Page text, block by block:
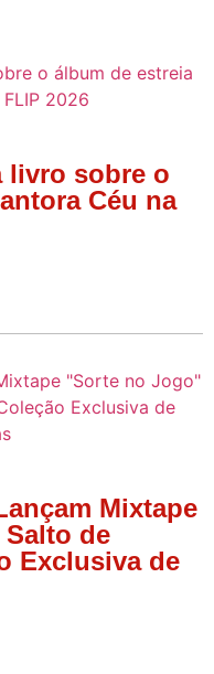
livro sobre o
Céu na
Mixtape
de
Exclusiva de